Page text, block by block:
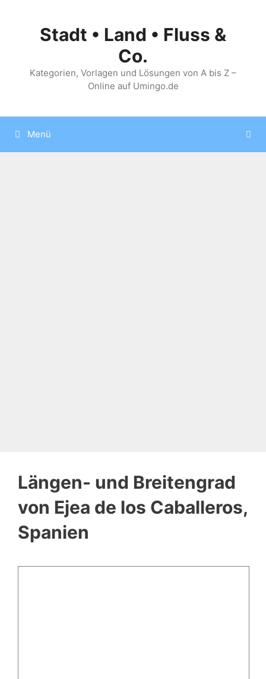
springenStadt • Land • Fluss &
Co.
Kategorien, Vorlagen und Lösungen von A bis Z –
Online auf Umingo.de
Menü
Längen- und Breitengrad
von Ejea de los Caballeros,
Spanien